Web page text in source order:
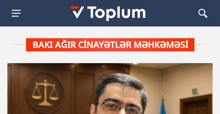
BAKI AĞIR CINAYƏTLƏR MƏHKƏMƏSI